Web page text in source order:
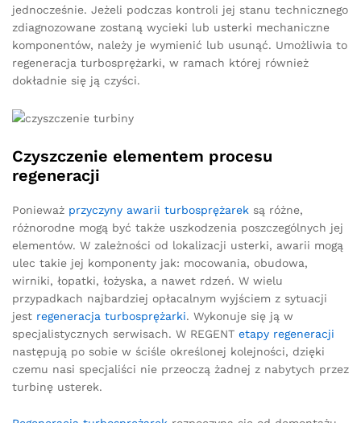
jednocześnie. Jeżeli podczas kontroli jej stanu technicznego
zdiagnozowane zostaną wycieki lub usterki mechaniczne
komponentów, należy je wymienić lub usunąć. Umożliwia to
regeneracja turbosprężarki, w ramach której również
dokładnie się ją czyści.
Czyszczenie elementem procesu
regeneracji
Ponieważ przyczyny awarii turbosprężarek są różne,
różnorodne mogą być także uszkodzenia poszczególnych jej
elementów. W zależności od lokalizacji usterki, awarii mogą
ulec takie jej komponenty jak: mocowania, obudowa,
wirniki, łopatki, łożyska, a nawet rdzeń. W wielu
przypadkach najbardziej opłacalnym wyjściem z sytuacji
jest regeneracja turbosprężarki. Wykonuje się ją w
specjalistycznych serwisach. W REGENT etapy regeneracji
następują po sobie w ściśle określonej kolejności, dzięki
czemu nasi specjaliści nie przeoczą żadnej z nabytych przez
turbinę usterek.